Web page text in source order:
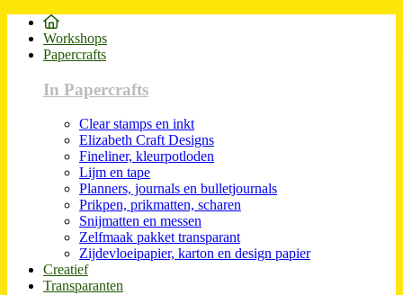
Workshops
Papercrafts
In Papercrafts
Clear stamps en inkt
Elizabeth Craft Designs
Fineliner, kleurpotloden
Lijm en tape
Planners, journals en bulletjournals
Prikpen, prikmatten, scharen
Snijmatten en messen
Zelfmaak pakket transparant
Zijdevloeipapier, karton en design papier
Creatief
Transparanten